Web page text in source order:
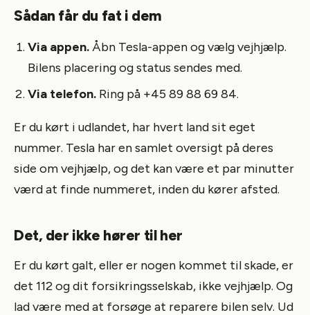
Sådan får du fat i dem
Via appen.Åbn Tesla-appen og vælg vejhjælp.
Bilens placering og status sendes med.
Via telefon. Ring på +45 89 88 69 84.
Er du kørt i udlandet, har hvert land sit eget
nummer. Tesla har en samlet oversigt på deres
side om vejhjælp, og det kan være et par minutter
værd at finde nummeret, inden du kører afsted.
Det, der ikke hører til her
Er du kørt galt, eller er nogen kommet til skade, er
det 112 og dit forsikringsselskab, ikke vejhjælp. Og
lad være med at forsøge at reparere bilen selv. Ud